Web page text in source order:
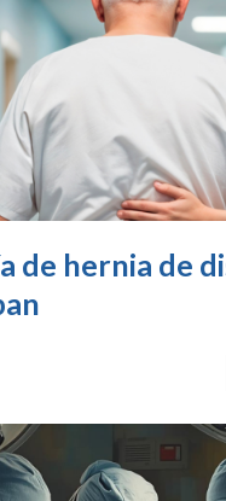
de hernia de